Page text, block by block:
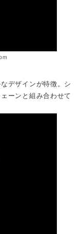
デザインが特徴。シ
ーンと組み合わせて